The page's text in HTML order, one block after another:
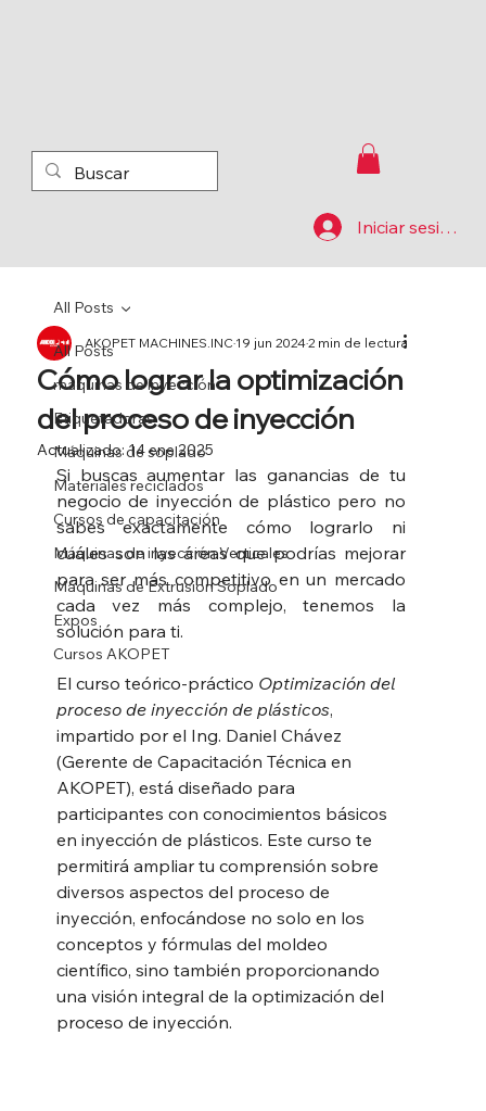
Iniciar sesión
All Posts
máquinas de inyección
Etiquetadoras
Máquinas de soplado
Materiales reciclados
Cursos de capacitación
Máquinas de inyección Verticales
Máquinas de Extrusion Soplado
Expos
Cursos AKOPET
All Posts
Cómo lograr la optimización
del proceso de inyección
AKOPET MACHINES.INC19 jun 20242 min de lectura
Actualizado:14 ene 2025
Si buscas aumentar las ganancias de tu
negocio de inyección de plástico pero no
sabes exactamente cómo lograrlo ni
cuáles son las áreas que podrías mejorar
para ser más competitivo en un mercado
cada vez más complejo, tenemos la
solución para ti.
El curso teórico-práctico Optimización del
proceso de inyección de plásticos,
impartido por el Ing. Daniel Chávez
(Gerente de Capacitación Técnica en
AKOPET), está diseñado para
participantes con conocimientos básicos
en inyección de plásticos. Este curso te
permitirá ampliar tu comprensión sobre
diversos aspectos del proceso de
inyección, enfocándose no solo en los
conceptos y fórmulas del moldeo
científico, sino también proporcionando
una visión integral de la optimización del
proceso de inyección.